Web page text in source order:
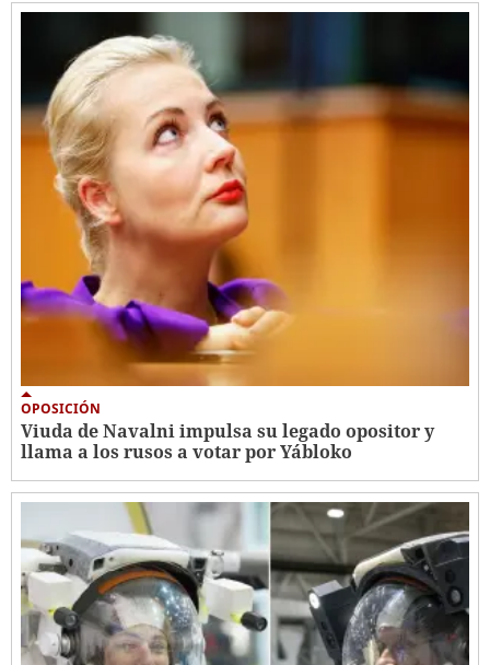
OPOSICIÓN
Viuda de Navalni impulsa su legado opositor y
llama a los rusos a votar por Yábloko